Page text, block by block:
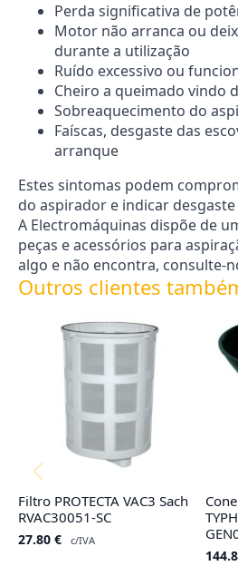
Perda significativa de
Motor não arranca ou
durante a utilização
Ruído excessivo ou
Cheiro a queimado vindo
Sobreaquecimento do
Faíscas, desgaste das
arranque
Estes sintomas podem
do aspirador e indicar
A Electromáquinas dispõe de
peças e acessórios para
algo e não encontra, consulte-
Outros clientes
Filtro PROTECTA VAC3 Sach
RVAC30051-SC
27.80 € c/IVA